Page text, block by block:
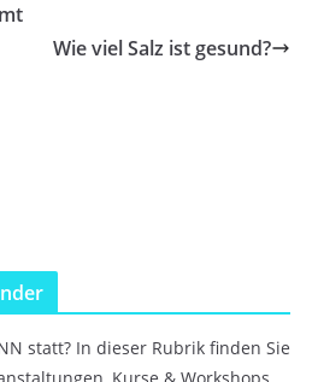
Wie viel Salz ist gesund?
statt? In dieser Rubrik finden Sie